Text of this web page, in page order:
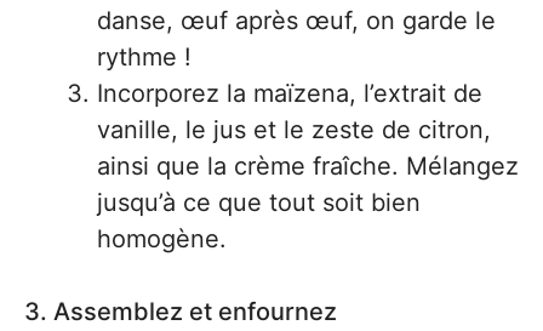
danse, œuf après œuf, on garde le
rythme !
Incorporez la maïzena, l’extrait de
vanille, le jus et le zeste de citron,
ainsi que la crème fraîche. Mélangez
jusqu’à ce que tout soit bien
homogène.
3. Assemblez et enfournez